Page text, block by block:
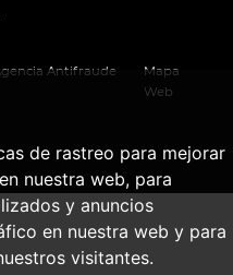
de rastreo para mejorar
nuestra web, para
y anuncios
en nuestra web y para
visitantes.
Antifraude
Mapa
Web